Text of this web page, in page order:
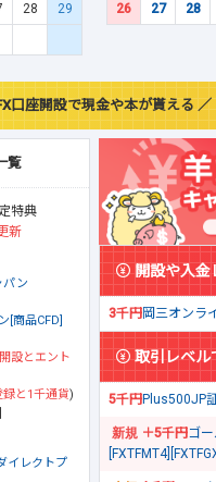
28
29
26
27 28
口座開設で現金や本が貰える ／
覧
特典
新
パン
[商品CFD]
開設とエント
録と1千通貨)
イレクトプ
開設や入
3千円岡三オンラ
取引レベル
5千円Plus500JP
＋5千円ゴ